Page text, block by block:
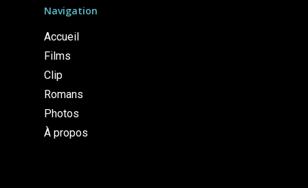
Navigation
Accueil
Films
Clip
Romans
Photos
À propos